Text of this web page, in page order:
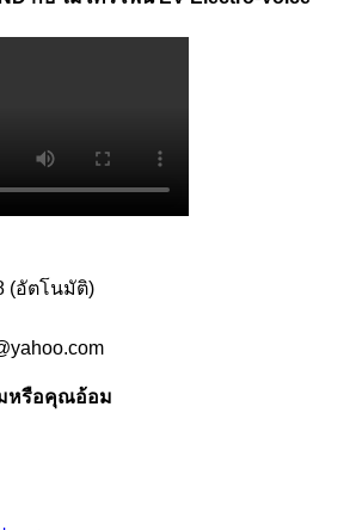
(อัตโนมัติ)
หรือคุณอ้อม